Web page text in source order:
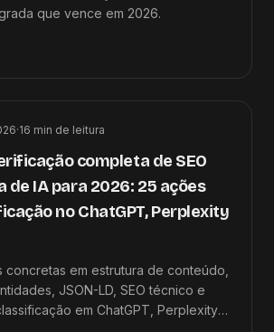
que vence em 2026.
·16 min de leitura
completa de SEO
de IA para 2026: 25 ações
no ChatGPT, Perplexity
concretas em estrutura de conteúdo,
JSON-LD, SEO técnico e
em ChatGPT, Perplexity,